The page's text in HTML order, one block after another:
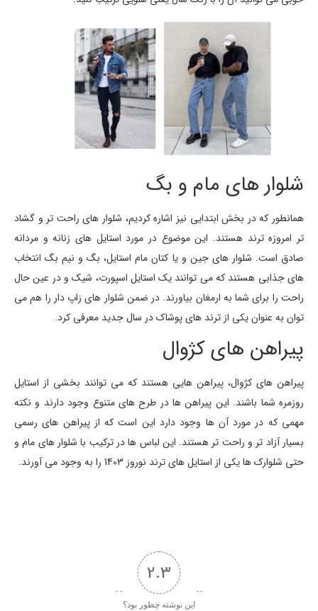
شلوار های مام و بگ
همانطور که در بخش ابتدایی نیز اشاره کردیم، شلوار های راحت تر و گشاد
تر امروزه ترند هستند. این موضوع در مورد استایل های زنانه و مردانه
صادق است. شلوار های جین و یا کتان مام استایل، بگ و نیم بگ انتخاب
های جذابی هستند که می توانند یک استایل اسپورت، شیک و در عین حال
راحت را برای شما به ارمغان بیاورند. در ضمن شلوار های زاپ دار را هم می
توان به عنوان یکی از ترند های پوشاک در سال جدید معرفی کرد.
پیراهن های کژوال
پیراهن های کژوال، پیراهن هایی هستند که می توانند بخشی از استایل
روزمره شما باشند. این پیراهن ها در طرح های متنوع وجود دارند و نکته
مهمی که در مورد آن ها وجود دارد این است که از پیراهن های رسمی
بسیار آزاد تر و راحت تر هستند. این لباس ها در ترکیب با شلوار های مام و
حتی شلوارک ها یکی از استایل های ترند نوروز 1403 را به وجود می آورند.
2.3
این نوشته چطور بود؟